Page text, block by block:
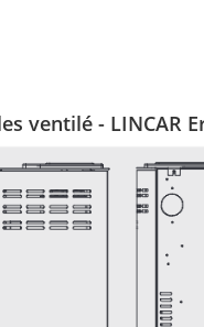
ventilé - LINCAR